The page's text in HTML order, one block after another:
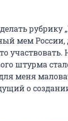
мем
участвовать.
штурма
меня
о